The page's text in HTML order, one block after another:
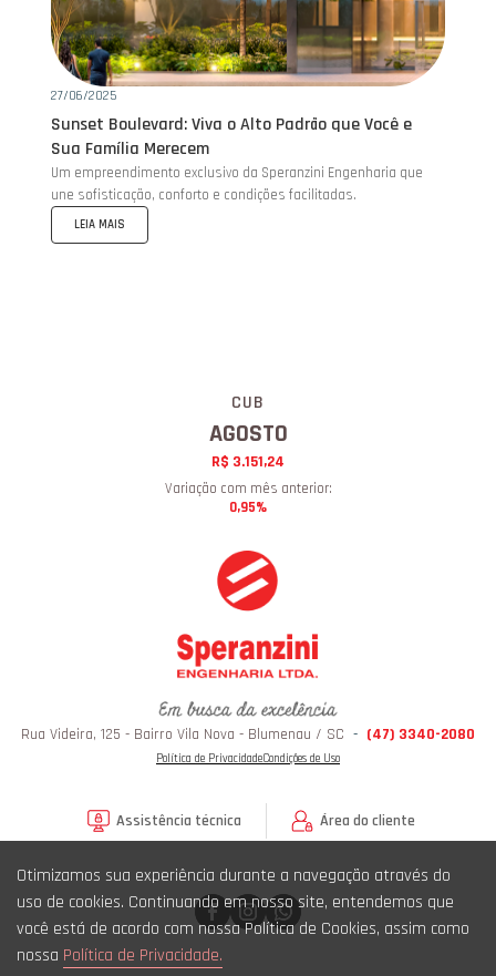
27/06/2025
Sunset Boulevard: Viva o Alto Padrão que Você e
Sua Família Merecem
Um empreendimento exclusivo da Speranzini Engenharia que
une sofisticação, conforto e condições facilitadas.
LEIA MAIS
CUB
AGOSTO
R$ 3.151,24
Variação com mês anterior:
0,95%
Rua Videira, 125 - Bairro Vila Nova - Blumenau / SC - (47) 3340-2080
Política de PrivacidadeCondições de Uso
Assistência técnica Área do cliente
Otimizamos sua experiência durante a navegação através do
uso de cookies. Continuando em nosso site, entendemos que
você está de acordo com nossa Política de Cookies, assim como
nossa Política de Privacidade.